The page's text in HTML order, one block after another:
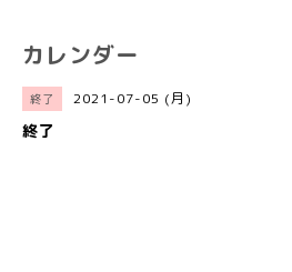
カレンダー
終了 2021-07-05 (月)
終了